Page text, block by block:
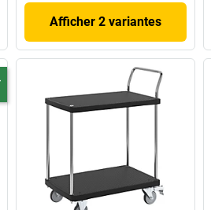
Afficher 2 variantes